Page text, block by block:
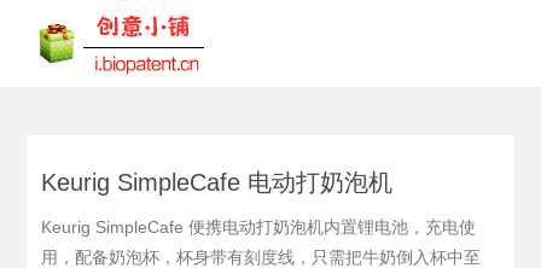
Keurig SimpleCafe 电动打奶泡机
Keurig SimpleCafe 便携电动打奶泡机内置锂电池，充电使
用，配备奶泡杯，杯身带有刻度线，只需把牛奶倒入杯中至